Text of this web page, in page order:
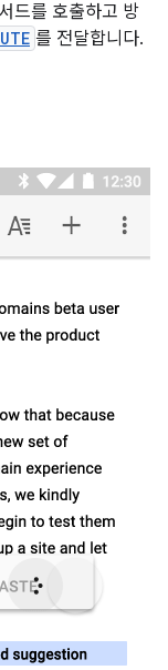
드를 호출하고 방
를 전달합니다.